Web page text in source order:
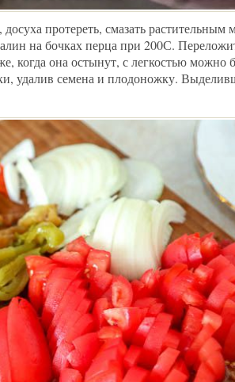
протереть, смазать растительным
на бочках перца при 200С.
когда она остынут, с легкостью можно
удалив семена и плодоножку.